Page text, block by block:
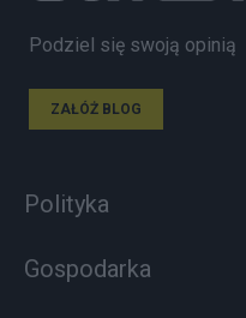
Podziel się swoją opinią
ZAŁÓŻ BLOG
Polityka
Gospodarka